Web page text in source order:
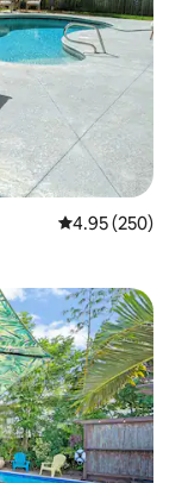
औसत रेटिंग 5 में से
4.95 (250)